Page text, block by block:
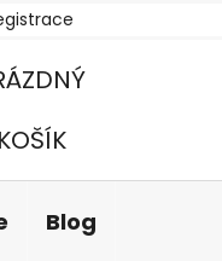
KOŠÍK
Blog